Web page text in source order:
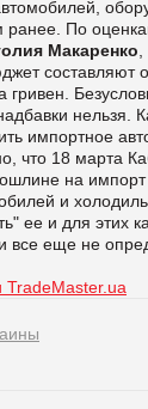
ранее. По
Макаренко
составляют
нельзя.
импортное
что 18 марта
на импорт
и
ее и для этих
все еще не
TradeMaster.ua